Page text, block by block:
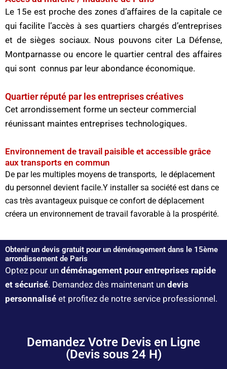
Le 15e est proche des zones d’affaires de la capitale ce
qui facilite l’accès à ses quartiers chargés d’entreprises
et de sièges sociaux. Nous pouvons citer La Défense,
Montparnasse ou encore le quartier central des affaires
qui sont connus par leur abondance économique.
Quartier réputé par les entreprises créatives
Cet arrondissement forme un secteur commercial
réunissant maintes entreprises technologiques.
Environnement de travail paisible et accessible grâce
aux transports en commun
De par les multiples moyens de transports, le déplacement
du personnel devient facile.Y installer sa société est dans ce
cas très avantageux puisque ce confort de déplacement
créera un environnement de travail favorable à la prospérité.
Obtenir un devis gratuit pour un déménagement dans le 15ème
arrondissement de Paris
Optez pour un déménagement pour entreprises rapide
et sécurisé. Demandez dès maintenant un devis
personnalisé et profitez de notre service professionnel.
Demandez Votre Devis en Ligne
(Devis sous 24 H)